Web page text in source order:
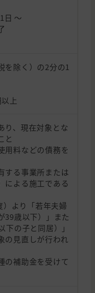
日 〜
を除く）の2分の1
上
り、現在対象とな
と
用料などの債務を
する事業所または
による施工である
）より「若年夫婦
39歳以下）」また
下の子と同居）」
の見直しが行われ
の補助金を受けて